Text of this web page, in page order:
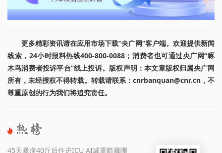
更多精彩资讯请在应用市场下载“央广网”客户端。欢迎提供新闻
线索，24小时报料热线400-800-0088；消费者也可通过央广网“啄
木鸟消费者投诉平台”线上投诉。版权声明：本文章版权归属央广网
所有，未经授权不得转载。转载请联系：cnrbanquan@cnr.cn，不
尊重原创的行为我们将追究责任。
45天暴瘦40斤后住进ICU AI减重暗藏哪